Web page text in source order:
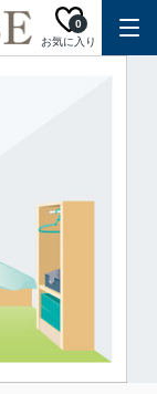
お気に入り
0